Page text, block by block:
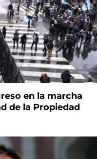
en la marcha
de la Propiedad